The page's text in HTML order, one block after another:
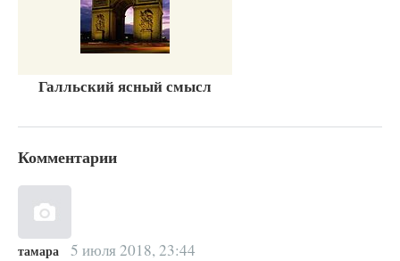
Галльский ясный смысл
Комментарии
тамара 5 июля 2018, 23:44